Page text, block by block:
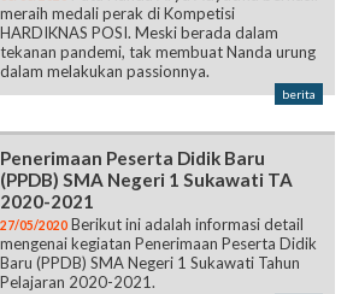
meraih medali perak di Kompetisi
HARDIKNAS POSI. Meski berada dalam
tekanan pandemi, tak membuat Nanda urung
dalam melakukan passionnya.
berita
Penerimaan Peserta Didik Baru
(PPDB) SMA Negeri 1 Sukawati TA
2020-2021
27/05/2020 Berikut ini adalah informasi detail
mengenai kegiatan Penerimaan Peserta Didik
Baru (PPDB) SMA Negeri 1 Sukawati Tahun
Pelajaran 2020-2021.